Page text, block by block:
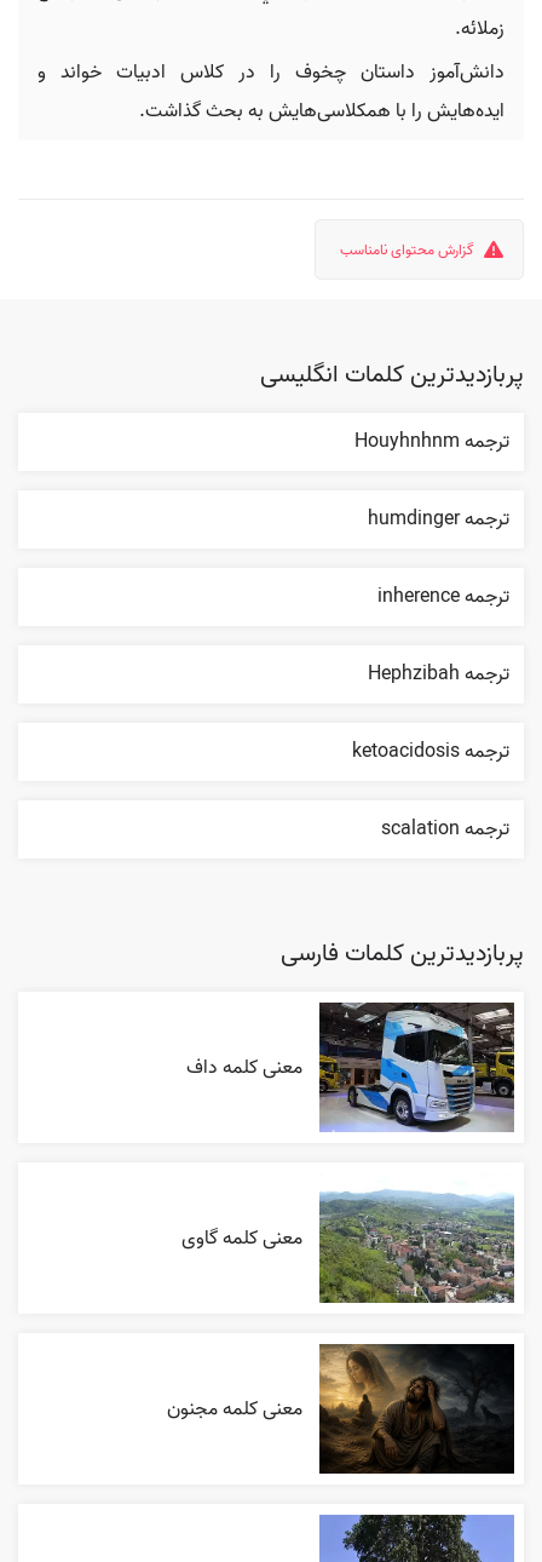
زملائه.
دانش‌آموز داستان چخوف را در کلاس ادبیات خواند و
ایده‌هایش را با همکلاسی‌هایش به بحث گذاشت.
گزارش محتوای نامناسب
پربازدیدترین کلمات انگلیسی
ترجمه Houyhnhnm
ترجمه humdinger
ترجمه inherence
ترجمه Hephzibah
ترجمه ketoacidosis
ترجمه scalation
پربازدیدترین کلمات فارسی
معنی کلمه داف
معنی کلمه گاوی
معنی کلمه مجنون